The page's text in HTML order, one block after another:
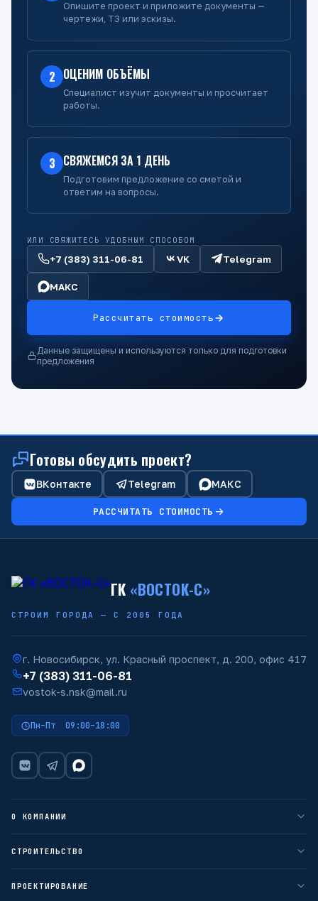
Опишите проект и приложите документы —
чертежи, ТЗ или эскизы.
2 ОЦЕНИМ ОБЪЁМЫ
Специалист изучит документы и просчитает
работы.
3 СВЯЖЕМСЯ ЗА 1 ДЕНЬ
Подготовим предложение со сметой и
ответим на вопросы.
ИЛИ СВЯЖИТЕСЬ УДОБНЫМ СПОСОБОМ
+7 (383) 311-06-81 VK Telegram
МАКС
Рассчитать стоимость
Данные защищены и используются только для подготовки
предложения
Готовы обсудить проект?
ВКонтакте Telegram МАКС
РАССЧИТАТЬ СТОИМОСТЬ
ГК «ВОСТОК-С»
СТРОИМ ГОРОДА — С 2005 ГОДА
г. Новосибирск, ул. Красный проспект, д. 200, офис 417
+7 (383) 311-06-81
vostok-s.nsk@mail.ru
Пн–Пт 09:00–18:00
О КОМПАНИИ
Гарантии
СТРОИТЕЛЬСТВО
ЖИЛОЕ СТРОИТЕЛЬСТВО
ПРОЕКТИРОВАНИЕ